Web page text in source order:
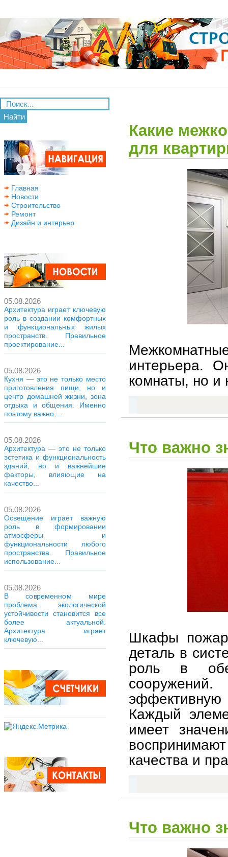
Найти
Главная
Новости
Строительство
Ремонт
Дизайн и интерьер
05.08.2026
Архитектура играет ключевую
роль в создании комфортных
и функциональных жилых
пространств. Правильное
проектирование...
05.08.2026
Кухня — это не только место
приготовления пищи, но и
центр домашней жизни, зона
отдыха и общения. Именно
поэтому важно,...
05.08.2026
Архитектура — это не только
эстетика и функциональность
зданий, но и важнейшие
факторы, влияющие на
качество...
05.08.2026
Освещение играет важную
роль в формировании
атмосферы и
функциональности любого
пространства. Правильное
использование...
05.08.2026
В современном мире
проблема экологической
устойчивости становится все
более актуальной.
Архитектура играет
ключевую...
Какие
для
интерьера.
комнаты, но и
Что важно
Шкафы
деталь в
роль в
эффективную
Каждый
имеет
качества и
Что важно